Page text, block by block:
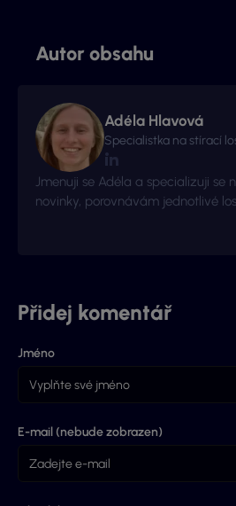
Autor obsahu
Adéla Hlavová
Specialistka na stírací
Jmenuji se Adéla a specializuji se
novinky, porovnávám jednotlivé
Přidej komentář
Jméno
E-mail (nebude zobrazen)